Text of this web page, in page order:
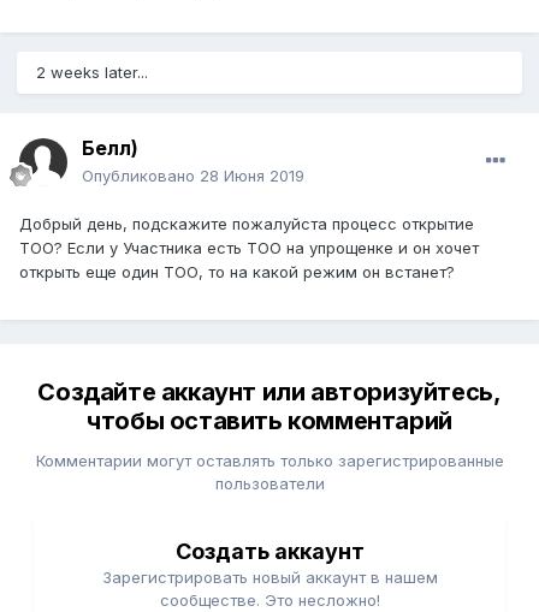
2 weeks later...
Белл)
Опубликовано 28 Июня 2019
Добрый день, подскажите пожалуйста процесс открытие
ТОО? Если у Участника есть ТОО на упрощенке и он хочет
открыть еще один ТОО, то на какой режим он встанет?
Создайте аккаунт или авторизуйтесь,
чтобы оставить комментарий
Комментарии могут оставлять только зарегистрированные
пользователи
Создать аккаунт
Зарегистрировать новый аккаунт в нашем
сообществе. Это несложно!